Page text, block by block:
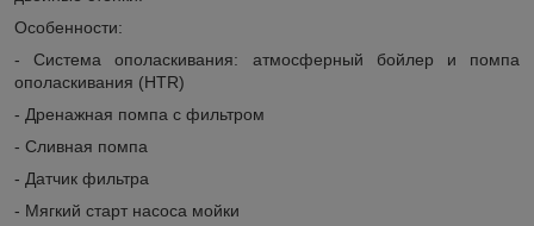
Особенности:
- Система ополаскивания: атмосферный бойлер и помпа
ополаскивания (HTR)
- Дренажная помпа с фильтром
- Сливная помпа
- Датчик фильтра
- Мягкий старт насоса мойки